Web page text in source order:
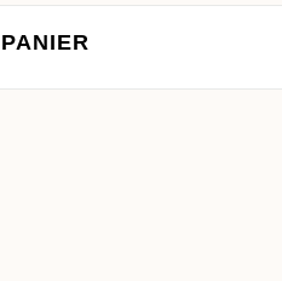
PANIER